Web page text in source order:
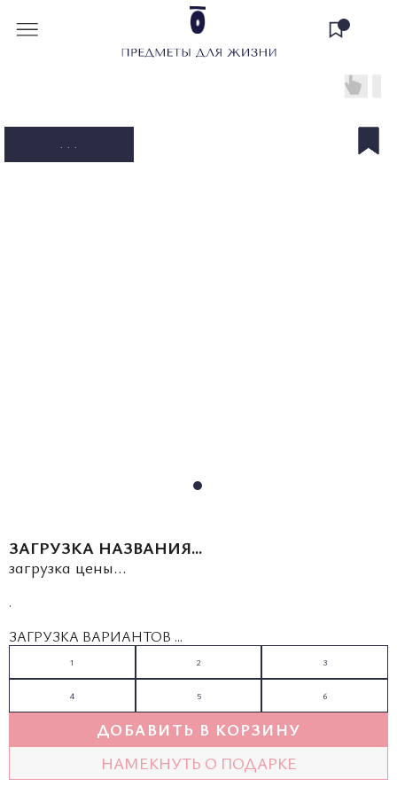
ЗАГРУЗКА НАЗВАНИЯ...
загрузка цены...
.
ЗАГРУЗКА ВАРИАНТОВ ...
1 2 3
4 5 6
ДОБАВИТЬ В КОРЗИНУ
НАМЕКНУТЬ О ПОДАРКЕ